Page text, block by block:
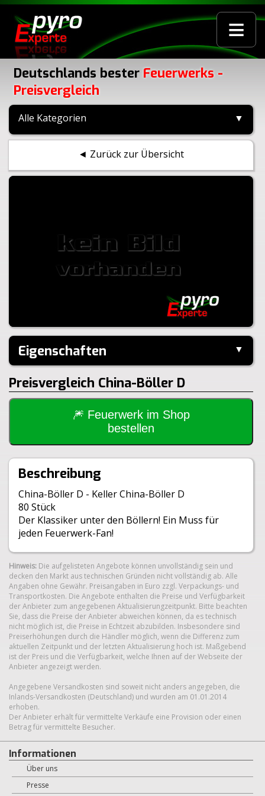
≡
Deutschlands bester Feuerwerks -
Preisvergleich
Alle Kategorien ▼
◄ Zurück zur Übersicht
Eigenschaften ▼
Hersteller:
Keller
Inhalt je Pack:
80 Stück
Inhalt je VE:
8 Stück
3250g
180g
1.4S
BAM:
BAM-PII-1784
Preisvergleich China-Böller D
🎆 Feuerwerk im Shop
bestellen
Beschreibung
China-Böller D - Keller China-Böller D
80 Stück
Der Klassiker unter den Böllern! Ein Muss für
jeden Feuerwerk-Fan!
Hinweis: Die aufgelisteten Angebote können unvollständig sein und
decken den Markt aus technischen Gründen nicht vollständig ab. Alle
Angaben ohne Gewähr. Preisangaben in Euro zzgl. Verpackungs- und
Transportkosten. Die Angebote enthalten die Preise und Verfügbarkeit
der Anbieter zum angegebenen Aktualisierungzeitpunkt. Bitte beachten
Sie, dass die Preise der Anbieter abweichen können, da es technisch
nicht möglich ist, die Preise in Echtzeit abzubilden. Insbesondere sind
Preiserhöhungen durch die Händler möglich, wenn die Differenz zum
aktuellen Zeitpunkt und der letzten Aktualisierung hoch ist. Maßgebend
ist der Preis und die Verfügbarkeit, welche Ihnen auf der Webseite der
Anbieter angezeigt werden.
Angegebene Versandkosten sind soweit nicht anders angegeben, die
Inlands-Versandkosten (Deutschland) und wurden am 01.01.2014
erhoben.
Der Anbieter erhält für vermittelte Verkäufe eine Provision oder einen
Betrag für vermittelte Besucher.
Informationen
Über uns
Presse